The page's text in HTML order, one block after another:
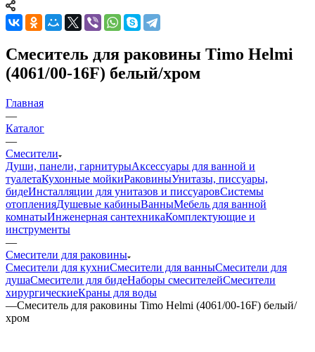
Смеситель для раковины Timo Helmi
(4061/00-16F) белый/хром
Главная
—
Каталог
—
Смесители
Души, панели, гарнитурыАксессуары для ванной и
туалетаКухонные мойкиРаковиныУнитазы, писсуары,
бидеИнсталляции для унитазов и писсуаровСистемы
отопленияДушевые кабиныВанныМебель для ванной
комнатыИнженерная сантехникаКомплектующие и
инструменты
—
Смесители для раковины
Смесители для кухниСмесители для ванныСмесители для
душаСмесители для бидеНаборы смесителейСмесители
хирургическиеКраны для воды
—Смеситель для раковины Timo Helmi (4061/00-16F) белый/
хром